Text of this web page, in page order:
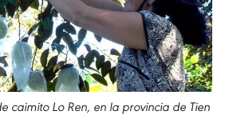
caimito Lo Ren, en la provincia de Tien